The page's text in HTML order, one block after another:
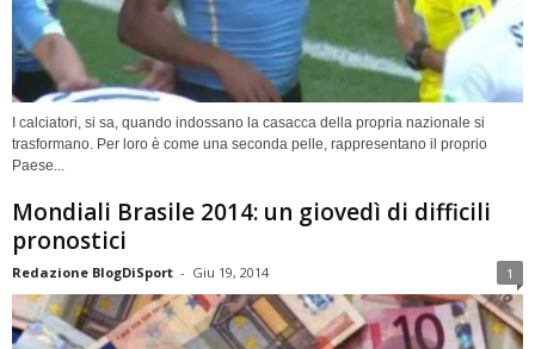
I calciatori, si sa, quando indossano la casacca della propria nazionale si
trasformano. Per loro è come una seconda pelle, rappresentano il proprio
Paese...
Mondiali Brasile 2014: un giovedì di difficili
pronostici
Redazione BlogDiSport - Giu 19, 2014 1